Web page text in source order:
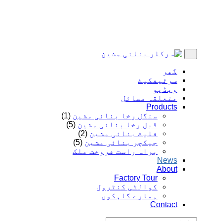
گھر
سرٹیفکیٹ
ویڈیو
متعلقہ مسائل
Products
سنگل رخا بنائی مشین (1)
ڈبل رخا بنائی مشین (5)
فلیٹ بنائی مشین (2)
جیکچر بنائی مشین (5)
براہ راست فروخت ملک
News
About
Factory Tour
کوالٹی کنٹرول
ہمارے گاہکوں
Contact